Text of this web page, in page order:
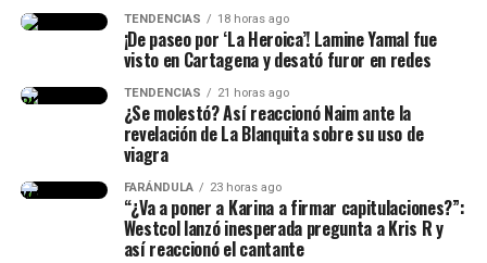
TENDENCIAS 18 horas ago
¡De paseo por ‘La Heroica’! Lamine Yamal fue
visto en Cartagena y desató furor en redes
TENDENCIAS 21 horas ago
¿Se molestó? Así reaccionó Naim ante la
revelación de La Blanquita sobre su uso de
viagra
FARÁNDULA 23 horas ago
“¿Va a poner a Karina a firmar capitulaciones?”:
Westcol lanzó inesperada pregunta a Kris R y
así reaccionó el cantante